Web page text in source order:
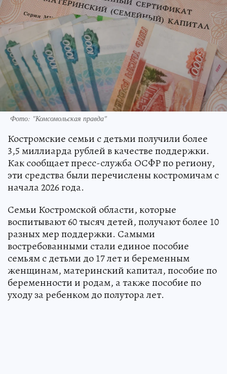
Фото: "Комсомольская правда"
Костромские семьи с детьми получили более
3,5 миллиарда рублей в качестве поддержки.
Как сообщает пресс-служба ОСФР по региону,
эти средства были перечислены костромичам с
начала 2026 года.
Семьи Костромской области, которые
воспитывают 60 тысяч детей, получают более 10
разных мер поддержки. Самыми
востребованными стали единое пособие
семьям с детьми до 17 лет и беременным
женщинам, материнский капитал, пособие по
беременности и родам, а также пособие по
уходу за ребенком до полутора лет.